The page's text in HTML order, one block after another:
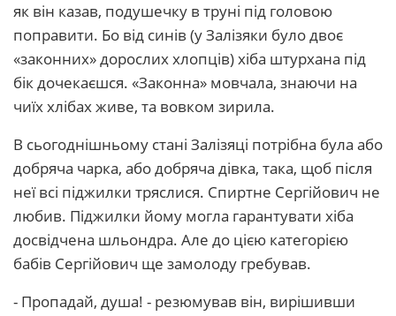
як він казав, подушечку в труні під головою
поправити. Бо від синів (у Залізяки було двоє
«законних» дорослих хлопців) хіба штурхана під
бік дочекаєшся. «Законна» мовчала, знаючи на
чиїх хлібах живе, та вовком зирила.
В сьогоднішньому стані Залізяці потрібна була або
добряча чарка, або добряча дівка, така, щоб після
неї всі піджилки тряслися. Спиртне Сергійович не
любив. Піджилки йому могла гарантувати хіба
досвідчена шльондра. Але до цією категорією
бабів Сергійович ще замолоду гребував.
- Пропадай, душа! - резюмував він, вирішивши